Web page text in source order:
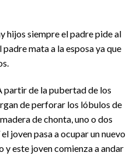
hijos siempre el padre pide al
mata a la esposa ya que
partir de la pubertad de los
de perforar los lóbulos de
de chonta, uno o dos
joven pasa a ocupar un nuevo
este joven comienza a andar